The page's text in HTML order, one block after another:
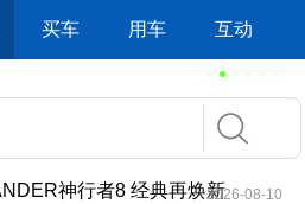
买车 用车 互动
神行者8 经典再焕新2026-08-10